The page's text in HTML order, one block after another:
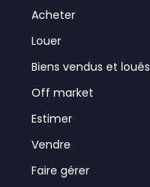
Acheter
Louer
Biens vendus et loués
Off market
Estimer
Vendre
Faire gérer